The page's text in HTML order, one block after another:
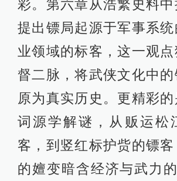
彩。第六章从浩繁史料中
提出镖局起源于军事系
业领域的标客，这一观
督二脉，将武侠文化中
原为真实历史。更精彩
词源学解谜，从贩运松
客，到竖红标护赀的镖客
的嬗变暗含经济与武力